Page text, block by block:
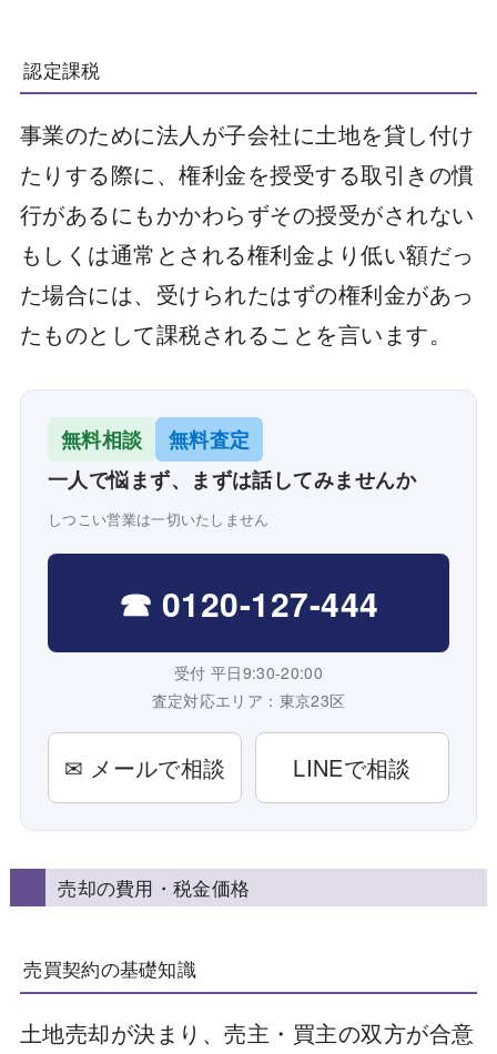
認定課税
事業のために法人が子会社に土地を貸し付け
たりする際に、権利金を授受する取引きの慣
行があるにもかかわらずその授受がされない
もしくは通常とされる権利金より低い額だっ
た場合には、受けられたはずの権利金があっ
たものとして課税されることを言います。
無料相談
無料査定
一人で悩まず、まずは話してみませんか
しつこい営業は一切いたしません
☎ 0120-127-444
受付 平日9:30-20:00
査定対応エリア：東京23区
✉ メールで相談 LINEで相談
売却の費用・税金価格
売買契約の基礎知識
土地売却が決まり、売主・買主の双方が合意